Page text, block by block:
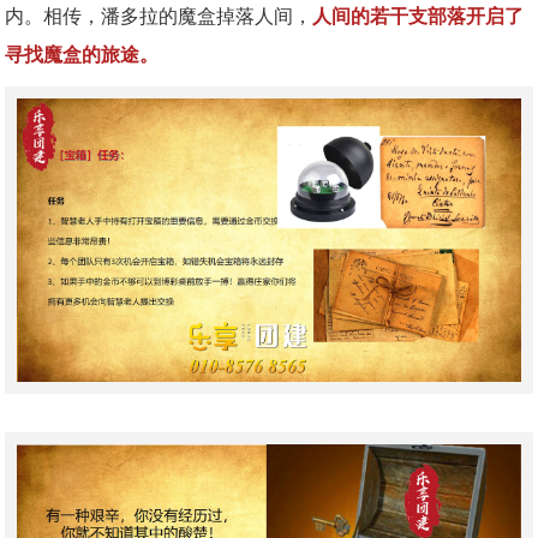
内。相传，潘多拉的魔盒掉落人间， 人间的若干支部落开启了
寻找魔盒的旅途。